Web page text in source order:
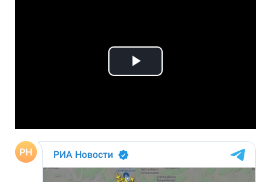
Play